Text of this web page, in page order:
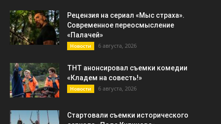
Рецензия на сериал «Мыс страха».
Современное переосмысление
«Палачей»
Новости 6 августа, 2026
ТНТ анонсировал съемки комедии
«Кладем на совесть!»
Новости 6 августа, 2026
Стартовали съемки исторического